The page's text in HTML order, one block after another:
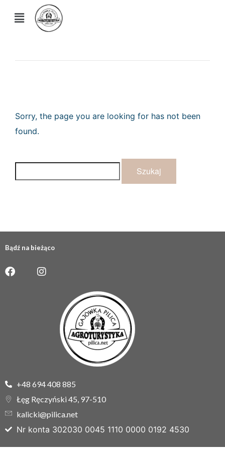
Sorry, the page you are looking for has not been
found.
Bądź na bieżąco
+48 694 408 885
Łęg Ręczyński 45, 97-510
kalicki@pilica.net
Nr konta 302030 0045 1110 0000 0192 4530